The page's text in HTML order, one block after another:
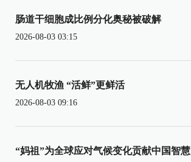
肠道干细胞成比例分化奥秘被破解
2026-08-03 03:15
无人机牧渔 “活鲜”更鲜活
2026-08-03 09:16
“妈祖”为全球应对气候变化贡献中国智慧